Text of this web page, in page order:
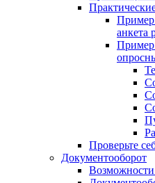
Пример
анкета
Пример
Проверьте
Документооборот